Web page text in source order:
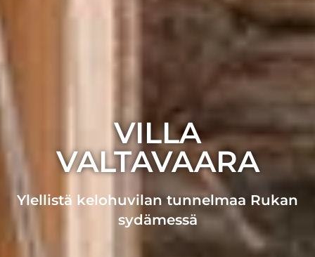
VILLA
VALTAVAARA
Ylellistä kelohuvilan tunnelmaa Rukan
sydämessä